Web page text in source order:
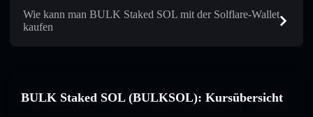
Wie kann man BULK Staked SOL mit der Solflare-Wallet
kaufen
BULK Staked SOL (BULKSOL): Kursübersicht